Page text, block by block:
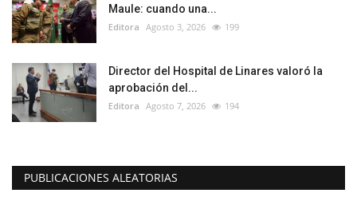
Maule: cuando una...
Editora Agosto 3, 2026 199
Director del Hospital de Linares valoró la
aprobación del...
Editora Agosto 7, 2026 194
PUBLICACIONES ALEATORIAS